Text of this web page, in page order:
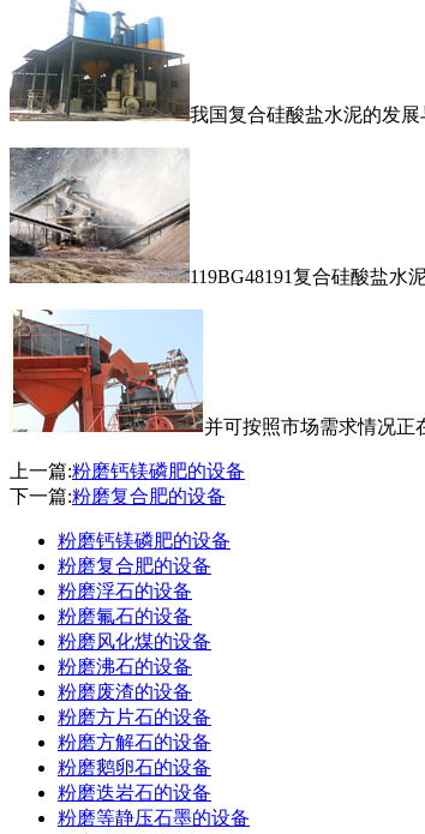
我国复合硅酸盐水泥的发展
119BG48191复合硅酸盐水
并可按照市场需求情况
上一篇:粉磨钙镁磷肥的设备
下一篇:粉磨复合肥的设备
粉磨钙镁磷肥的设备
粉磨复合肥的设备
粉磨浮石的设备
粉磨氟石的设备
粉磨风化煤的设备
粉磨沸石的设备
粉磨废渣的设备
粉磨方片石的设备
粉磨方解石的设备
粉磨鹅卵石的设备
粉磨迭岩石的设备
粉磨等静压石墨的设备